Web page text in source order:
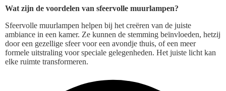
Wat zijn de voordelen van sfeervolle muurlampen?
Sfeervolle muurlampen helpen bij het creëren van de juiste
ambiance in een kamer. Ze kunnen de stemming beïnvloeden, hetzij
door een gezellige sfeer voor een avondje thuis, of een meer
formele uitstraling voor speciale gelegenheden. Het juiste licht kan
elke ruimte transformeren.